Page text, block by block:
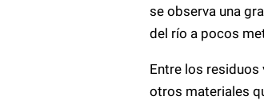
se observa una
del río a pocos
Entre los residuos
otros materiales